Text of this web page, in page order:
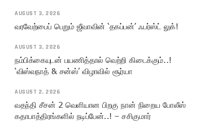
AUGUST 3, 2026
வரவேற்பைப் பெறும் ஜீவாவின் ‘தகப்பன்’ ஃபர்ஸ்ட் லுக்!
AUGUST 3, 2026
நம்பிக்கையுடன் பயணித்தால் வெற்றி கிடைக்கும்..!
‘விஸ்வநாத் & சன்ஸ்’ விழாவில் சூர்யா
AUGUST 2, 2026
வதந்தி சீசன் 2 வெளியான பிறகு நான் நிறைய போலீஸ்
கதாபாத்திரங்களில் நடிப்பேன்..! – சசிகுமார்